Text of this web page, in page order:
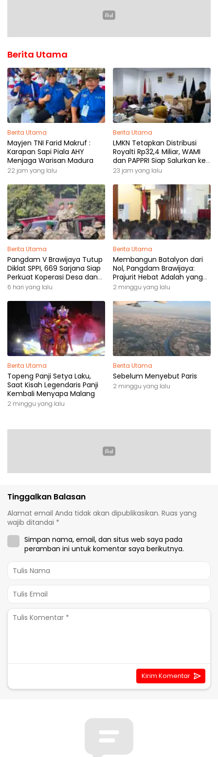
Berita Utama
Berita Utama
Mayjen TNI Farid Makruf :
Karapan Sapi Piala AHY
Menjaga Warisan Madura
22 jam yang lalu
Berita Utama
LMKN Tetapkan Distribusi
Royalti Rp32,4 Miliar, WAMI
dan PAPPRI Siap Salurkan ke
Pemilik Hak
23 jam yang lalu
Berita Utama
Pangdam V Brawijaya Tutup
Diklat SPPI, 669 Sarjana Siap
Perkuat Koperasi Desa dan
Kampung Nelayan
6 hari yang lalu
Berita Utama
Membangun Batalyon dari
Nol, Pangdam Brawijaya:
Prajurit Hebat Adalah yang
Dibutuhkan Rakyat
2 minggu yang lalu
Berita Utama
Topeng Panji Setya Laku,
Saat Kisah Legendaris Panji
Kembali Menyapa Malang
2 minggu yang lalu
Berita Utama
Sebelum Menyebut Paris
2 minggu yang lalu
Tinggalkan Balasan
Alamat email Anda tidak akan dipublikasikan. Ruas yang
wajib ditandai *
Simpan nama, email, dan situs web saya pada
peramban ini untuk komentar saya berikutnya.